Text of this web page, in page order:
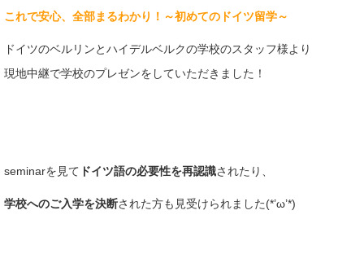
これで安心、全部まるわかり！～初めてのドイツ留学～
ドイツのベルリンとハイデルベルクの学校のスタッフ様より
現地中継で学校のプレゼンをしていただきました！
seminarを見て ドイツ語の必要性を再認識されたり、
学校へのご入学を決断された方も見受けられました(*’ω’*)